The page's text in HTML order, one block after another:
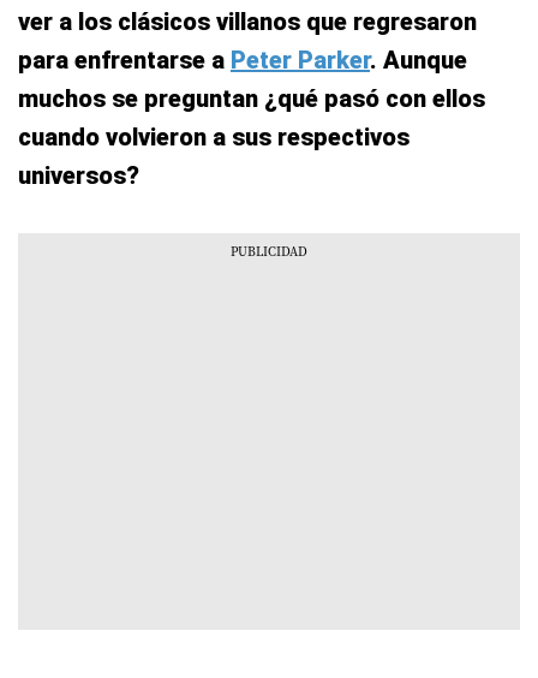
ver a los clásicos villanos que regresaron
para enfrentarse a Peter Parker. Aunque
muchos se preguntan ¿qué pasó con ellos
cuando volvieron a sus respectivos
universos?